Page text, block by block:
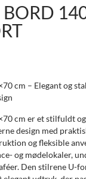
cm – Elegant og
cm er et stilfuldt
design med
og fleksible
og mødelokaler,
Den stilrene U-